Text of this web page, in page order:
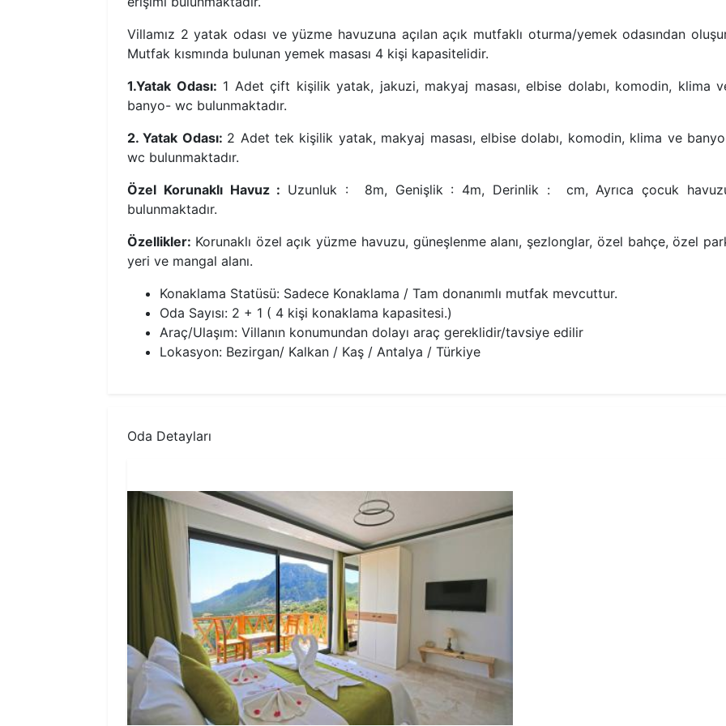
Villamız 2 yatak odası ve yüzme havuzuna açılan açık mutfaklı oturma/yemek odasından
Mutfak kısmında bulunan yemek masası 4 kişi kapasitelidir.
1.Yatak Odası: 1 Adet çift kişilik yatak, jakuzi, makyaj masası, elbise dolabı, komodin, klima
banyo- wc bulunmaktadır.
2. Yatak Odası: 2 Adet tek kişilik yatak, makyaj masası, elbise dolabı, komodin, klima ve
wc bulunmaktadır.
Özel Korunaklı Havuz : Uzunluk : 8m, Genişlik : 4m, Derinlik : cm, Ayrıca çocuk
bulunmaktadır.
Özellikler: Korunaklı özel açık yüzme havuzu, güneşlenme alanı, şezlonglar, özel bahçe, özel
yeri ve mangal alanı.
Konaklama Statüsü: Sadece Konaklama / Tam donanımlı mutfak mevcuttur.
Oda Sayısı: 2 + 1 ( 4 kişi konaklama kapasitesi.)
Araç/Ulaşım: Villanın konumundan dolayı araç gereklidir/tavsiye edilir
Lokasyon: Bezirgan/ Kalkan / Kaş / Antalya / Türkiye
Oda Detayları